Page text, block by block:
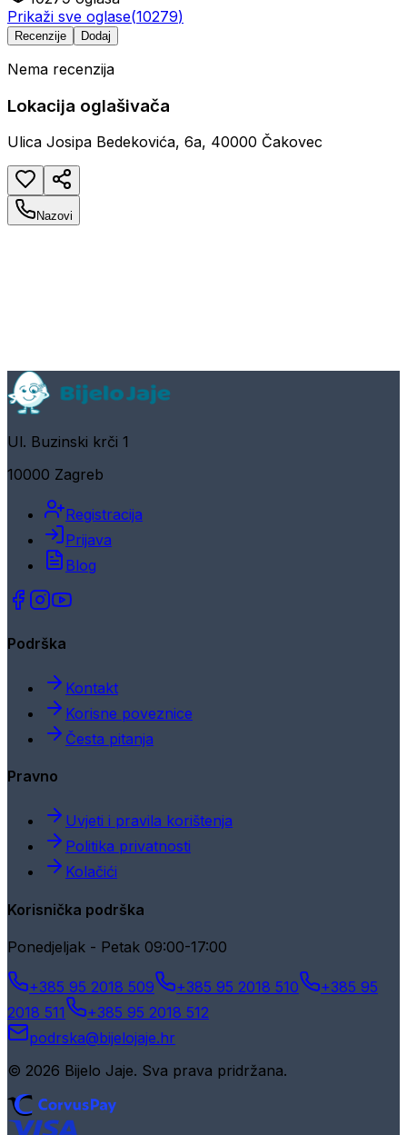
Prikaži sve oglase(10279)
Recenzije Dodaj
Nema recenzija
Lokacija oglašivača
Ulica Josipa Bedekovića, 6a, 40000 Čakovec
Nazovi
Ul. Buzinski krči 1
10000 Zagreb
Registracija
Prijava
Blog
Podrška
Kontakt
Korisne poveznice
Česta pitanja
Pravno
Uvjeti i pravila korištenja
Politika privatnosti
Kolačići
Korisnička podrška
Ponedjeljak - Petak 09:00-17:00
+385 95 2018 509 +385 95 2018 510
+385 95
2018 511
+385 95 2018 512
podrska@bijelojaje.hr
© 2026 Bijelo Jaje. Sva prava pridržana.